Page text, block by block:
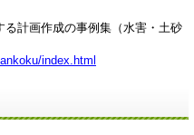
計画作成の事例集（水害・土砂
index.html